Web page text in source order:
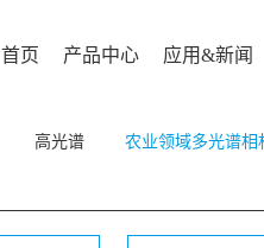
首页 产品中心 应用&新闻
高光谱 农业领域多光谱相